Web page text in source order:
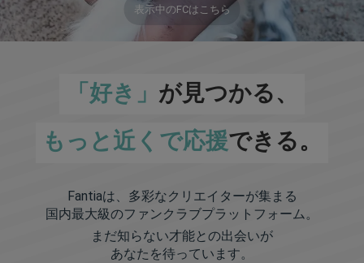
表示中のFCはこちら
「好き」 が見つかる、
もっと近くで応援できる。
Fantiaは、多彩なクリエイターが集まる
国内最大級のファンクラブプラットフォーム。
まだ知らない才能との出会いが
あなたを待っています。